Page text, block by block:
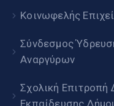
Κοινωφελής
Σύνδεσμος
Αναργύρων
Σχολική Επιτροπή